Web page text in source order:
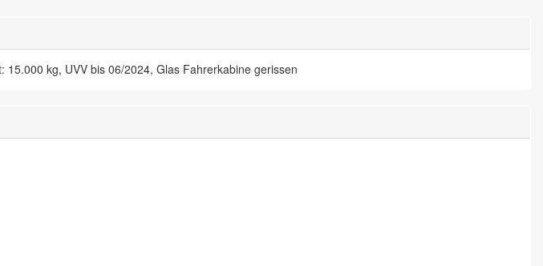
kg, UVV bis 06/2024, Glas Fahrerkabine gerissen